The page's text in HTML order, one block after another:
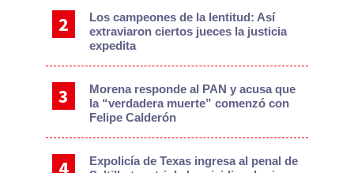
Los campeones de la lentitud: Así
extraviaron ciertos jueces la justicia
expedita
Morena responde al PAN y acusa que
la “verdadera muerte” comenzó con
Felipe Calderón
Expolicía de Texas ingresa al penal de